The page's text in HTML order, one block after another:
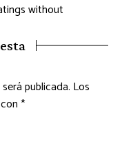
without
publicada. Los
*